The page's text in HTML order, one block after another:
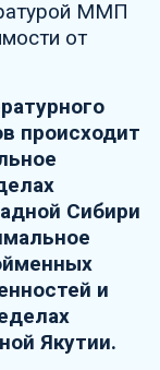
ММП
от
происходит
Сибири
и
Якутии.